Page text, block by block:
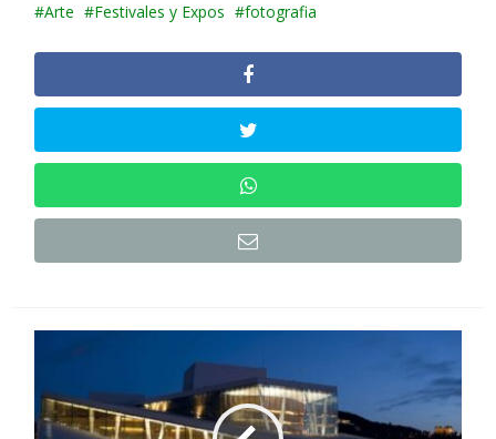
Arte Festivales y Expos fotografia